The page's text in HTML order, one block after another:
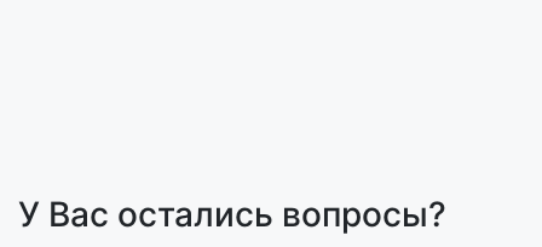
У Вас остались вопросы?